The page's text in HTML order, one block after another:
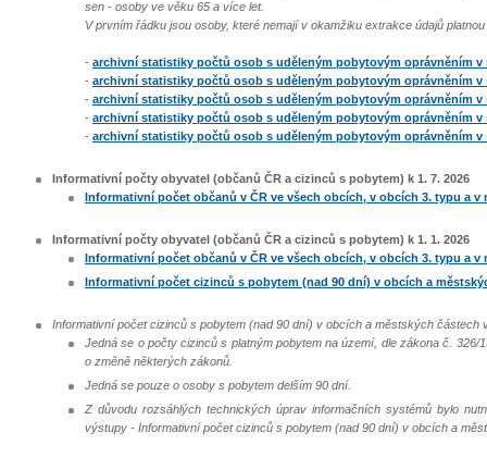
sen - osoby ve věku 65 a více let.
V prvním řádku jsou osoby, které nemají v okamžiku extrakce údajů
- archivní statistiky počtů osob s uděleným pobytovým oprávněním v
- archivní statistiky počtů osob s uděleným pobytovým oprávněním v
- archivní statistiky počtů osob s uděleným pobytovým oprávněním v
- archivní statistiky počtů osob s uděleným pobytovým oprávněním v
- archivní statistiky počtů osob s uděleným pobytovým oprávněním v
Informativní počty obyvatel (občanů ČR a cizinců s pobytem) k 1. 7. 2026
​​​Informativní počet občanů v ČR ve všech obcích, v obcích 3. typu a v
Informativní počty obyvatel (občanů ČR a cizinců s pobytem) k 1. 1. 2026
Informativní počet občanů v ČR ve všech obcích, v obcích 3. typu a v
Informativní počet cizinců s pobytem (nad 90 dní) v obcích a
Informativní počet cizinců s pobytem (nad 90 dní) v obcích a městských částech
Jedná se o počty cizinců s platným pobytem na území, dle zákona č.
o změně některých zákonů.
Jedná se pouze o osoby s pobytem delším 90 dní.
Z důvodu rozsáhlých technických úprav informačních systémů bylo
výstupy - Informativní počet cizinců s pobytem (nad 90 dní) v obcích a